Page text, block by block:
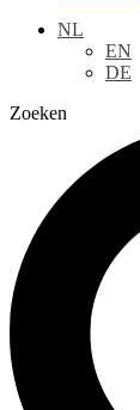
NL
EN
DE
Zoeken